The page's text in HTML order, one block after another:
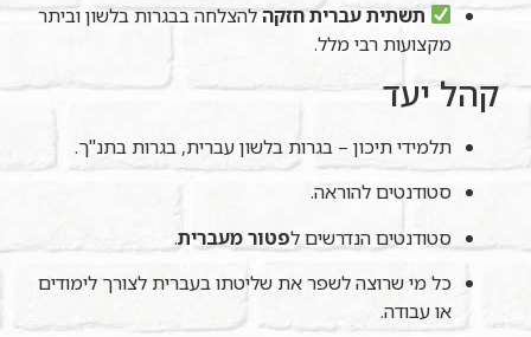
תשתית עברית חזקהלהצלחה בבגרות בלשון וביתר
מקצועות רבי מלל.
קהל יעד
תלמידי תיכון – בגרות בלשון עברית, בגרות בתנ"ך.
סטודנטים להוראה.
סטודנטים הנדרשים לפטור מעברית.
כל מי שרוצה לשפר את שליטתו בעברית לצורך לימודים
או עבודה.